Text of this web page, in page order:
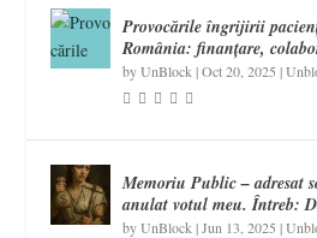
Provocările îngrijirii
România: finanțare,
byUnBlock |Oct 20, 2025 |
Memoriu Public – adresat
anulat votul meu. Întreb:
byUnBlock |Jun 13, 2025 |